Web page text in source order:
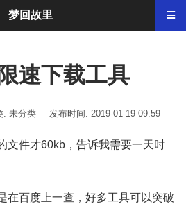
速下载工具
: 未分类 发布时间: 2019-01-19 09:59
文件才60kb，告诉我需要一天时
在百度上一查，好多工具可以突破
梦回故里